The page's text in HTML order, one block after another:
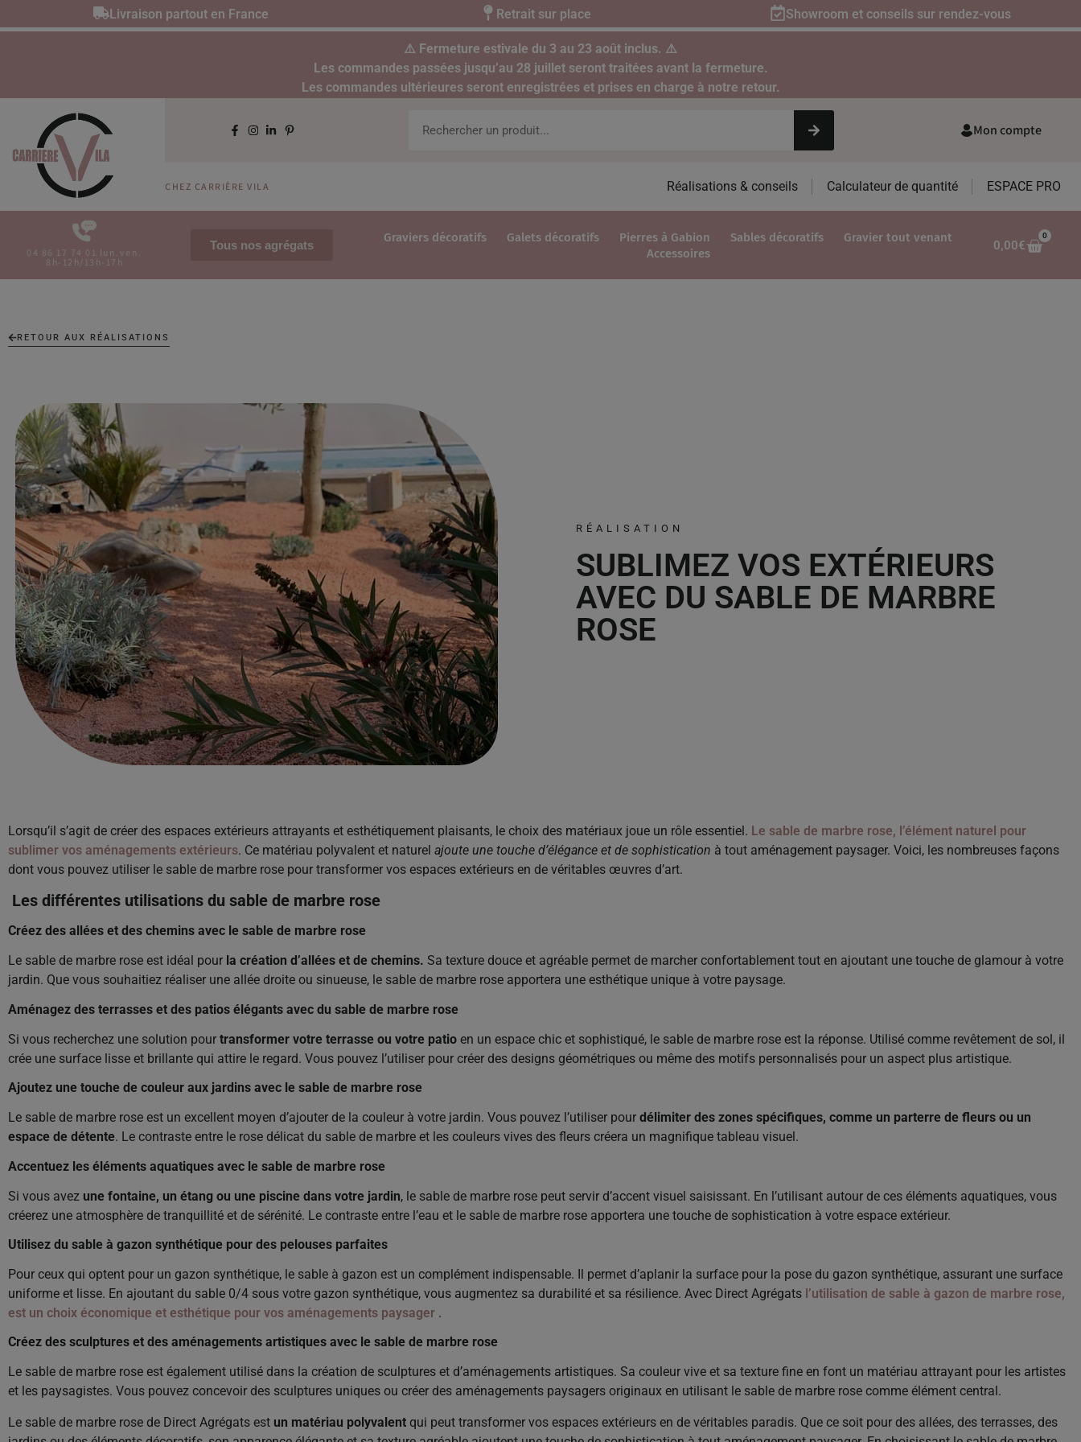
Livraison partout en France Retrait sur place Showroom et conseils sur rendez-vous
⚠️ Fermeture estivale du 3 au 23 août inclus. ⚠️
Les commandes passées jusqu’au 28 juillet seront traitées avant la fermeture.
Les commandes ultérieures seront enregistrées et prises en charge à notre retour.
Mon compte
CHEZ CARRIÈRE VILA Réalisations & conseils Calculateur de quantité ESPACE PRO
04 86 17 74 01 lun.ven.
8h-12h/13h-17h
Tous nos agrégats
Graviers décoratifs Galets décoratifs Pierres à Gabion Sables décoratifs
Gravier tout venant
Accessoires
0,00€
0
RETOUR AUX RÉALISATIONS
RÉALISATION
SUBLIMEZ VOS EXTÉRIEURS
AVEC DU SABLE DE MARBRE
ROSE
Lorsqu’il s’agit de créer des espaces extérieurs attrayants et esthétiquement plaisants, le choix des matériaux joue un rôle essentiel. Le sable de marbre rose, l’élément naturel pour
sublimer vos aménagements extérieurs. Ce matériau polyvalent et naturel ajoute une touche d’élégance et de sophistication à tout aménagement paysager. Voici, les nombreuses façons
dont vous pouvez utiliser le sable de marbre rose pour transformer vos espaces extérieurs en de véritables œuvres d’art.
Les différentes utilisations du sable de marbre rose
Créez des allées et des chemins avec le sable de marbre rose
Le sable de marbre rose est idéal pour la création d’allées et de chemins. Sa texture douce et agréable permet de marcher confortablement tout en ajoutant une touche de glamour à votre
jardin. Que vous souhaitiez réaliser une allée droite ou sinueuse, le sable de marbre rose apportera une esthétique unique à votre paysage.
Aménagez des terrasses et des patios élégants avec du sable de marbre rose
Si vous recherchez une solution pour transformer votre terrasse ou votre patio en un espace chic et sophistiqué, le sable de marbre rose est la réponse. Utilisé comme revêtement de sol, il
crée une surface lisse et brillante qui attire le regard. Vous pouvez l’utiliser pour créer des designs géométriques ou même des motifs personnalisés pour un aspect plus artistique.
Ajoutez une touche de couleur aux jardins avec le sable de marbre rose
Le sable de marbre rose est un excellent moyen d’ajouter de la couleur à votre jardin. Vous pouvez l’utiliser pour délimiter des zones spécifiques, comme un parterre de fleurs ou un
espace de détente. Le contraste entre le rose délicat du sable de marbre et les couleurs vives des fleurs créera un magnifique tableau visuel.
Accentuez les éléments aquatiques avec le sable de marbre rose
Si vous avez une fontaine, un étang ou une piscine dans votre jardin, le sable de marbre rose peut servir d’accent visuel saisissant. En l’utilisant autour de ces éléments aquatiques, vous
créerez une atmosphère de tranquillité et de sérénité. Le contraste entre l’eau et le sable de marbre rose apportera une touche de sophistication à votre espace extérieur.
Utilisez du sable à gazon synthétique pour des pelouses parfaites
Pour ceux qui optent pour un gazon synthétique, le sable à gazon est un complément indispensable. Il permet d’aplanir la surface pour la pose du gazon synthétique, assurant une surface
uniforme et lisse. En ajoutant du sable 0/4 sous votre gazon synthétique, vous augmentez sa durabilité et sa résilience. Avec Direct Agrégats l’utilisation de sable à gazon de marbre rose,
est un choix économique et esthétique pour vos aménagements paysager .
Créez des sculptures et des aménagements artistiques avec le sable de marbre rose
Le sable de marbre rose est également utilisé dans la création de sculptures et d’aménagements artistiques. Sa couleur vive et sa texture fine en font un matériau attrayant pour les artistes
et les paysagistes. Vous pouvez concevoir des sculptures uniques ou créer des aménagements paysagers originaux en utilisant le sable de marbre rose comme élément central.
Le sable de marbre rose de Direct Agrégats est un matériau polyvalent qui peut transformer vos espaces extérieurs en de véritables paradis. Que ce soit pour des allées, des terrasses, des